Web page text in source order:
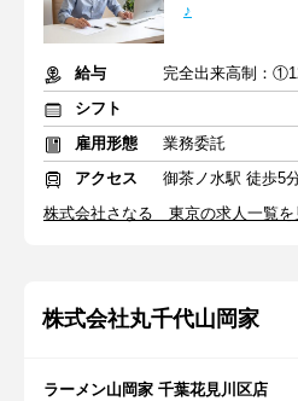
♪
給与
シフト
雇用形態
業務委託
アクセス
御茶ノ水駅 徒歩5
株式会社さなる 東京の求人一覧を
株式会社丸千代山岡家
ラーメン山岡家 千葉花見川区店